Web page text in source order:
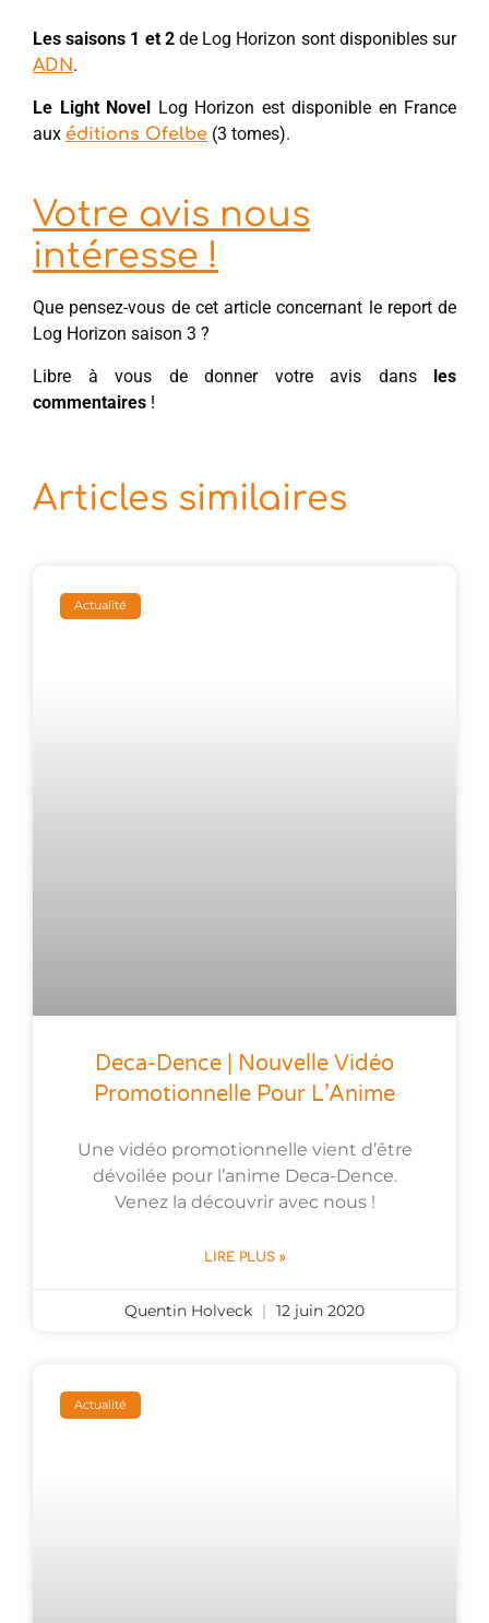
Les saisons 1 et 2de Log Horizon sont disponibles sur
ADN .
Le Light Novel Log Horizon est disponible en France
aux éditions Ofelbe (3 tomes).
Votre avis nous
intéresse !
Que pensez-vous de cet article concernant le report de
Log Horizon saison 3 ?
Libre à vous de donner votre avis dans les
commentaires !
Articles similaires
Actualité
Deca-Dence | Nouvelle Vidéo
Promotionnelle Pour L’Anime
Une vidéo promotionnelle vient d’être
dévoilée pour l’anime Deca-Dence.
Venez la découvrir avec nous !
LIRE PLUS »
Quentin Holveck 12 juin 2020
Actualité